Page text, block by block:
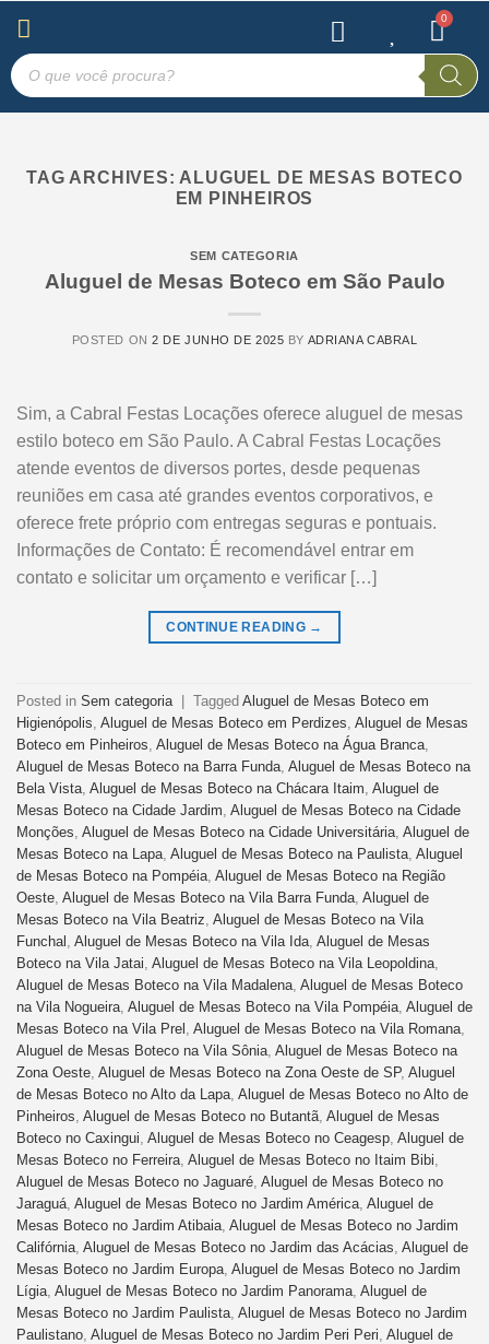
TAG ARCHIVES: ALUGUEL DE MESAS BOTECO
EM PINHEIROS
SEM CATEGORIA
Aluguel de Mesas Boteco em São Paulo
POSTED ON2 DE JUNHO DE 2025 BY ADRIANA CABRAL
Sim, a Cabral Festas Locações oferece aluguel de mesas
estilo boteco em São Paulo. A Cabral Festas Locações
atende eventos de diversos portes, desde pequenas
reuniões em casa até grandes eventos corporativos, e
oferece frete próprio com entregas seguras e pontuais.
Informações de Contato: É recomendável entrar em
contato e solicitar um orçamento e verificar […]
CONTINUE READING →
Posted in Sem categoria Tagged Aluguel de Mesas Boteco em
Higienópolis Aluguel de Mesas Boteco em Perdizes Aluguel de Mesas
Boteco em Pinheiros Aluguel de Mesas Boteco na Água Branca
Aluguel de Mesas Boteco na Barra Funda Aluguel de Mesas Boteco na
Bela Vista Aluguel de Mesas Boteco na Chácara Itaim Aluguel de
Mesas Boteco na Cidade Jardim Aluguel de Mesas Boteco na Cidade
Monções Aluguel de Mesas Boteco na Cidade Universitária Aluguel de
Mesas Boteco na Lapa Aluguel de Mesas Boteco na Paulista Aluguel
de Mesas Boteco na Pompéia Aluguel de Mesas Boteco na Região
Oeste Aluguel de Mesas Boteco na Vila Barra Funda Aluguel de
Mesas Boteco na Vila Beatriz Aluguel de Mesas Boteco na Vila
Funchal
Aluguel de Mesas Boteco na Vila Ida Aluguel de Mesas
Boteco na Vila Jatai Aluguel de Mesas Boteco na Vila Leopoldina
Aluguel de Mesas Boteco na Vila Madalena Aluguel de Mesas Boteco
na Vila Nogueira Aluguel de Mesas Boteco na Vila Pompéia Aluguel de
Mesas Boteco na Vila Prel
Aluguel de Mesas Boteco na Vila Romana
Aluguel de Mesas Boteco na Vila Sônia Aluguel de Mesas Boteco na
Zona Oeste Aluguel de Mesas Boteco na Zona Oeste de SP, Aluguel
de Mesas Boteco no Alto da Lapa Aluguel de Mesas Boteco no Alto de
Pinheiros Aluguel de Mesas Boteco no Butantã Aluguel de Mesas
Boteco no Caxingui Aluguel de Mesas Boteco no Ceagesp Aluguel de
Mesas Boteco no Ferreira Aluguel de Mesas Boteco no Itaim Bibi
Aluguel de Mesas Boteco no Jaguaré Aluguel de Mesas Boteco no
Jaraguá Aluguel de Mesas Boteco no Jardim América Aluguel de
Mesas Boteco no Jardim Atibaia Aluguel de Mesas Boteco no Jardim
Califórnia Aluguel de Mesas Boteco no Jardim das Acácias Aluguel de
Mesas Boteco no Jardim Europa Aluguel de Mesas Boteco no Jardim
Lígia Aluguel de Mesas Boteco no Jardim Panorama Aluguel de
Mesas Boteco no Jardim Paulista Aluguel de Mesas Boteco no Jardim
Paulistano Aluguel de Mesas Boteco no Jardim Peri Peri Aluguel de